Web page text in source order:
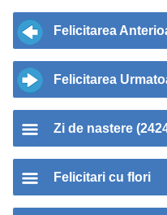
Felicitarea
Felicitarea
Zi de nastere
Felicitari cu flori